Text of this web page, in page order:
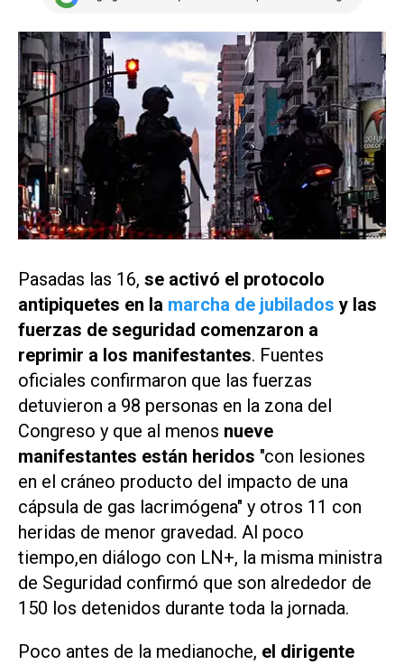
Pasadas las 16, se activó el protocolo
antipiquetes en la marcha de jubilados y las
fuerzas de seguridad comenzaron a
reprimir a los manifestantes. Fuentes
oficiales confirmaron que las fuerzas
detuvieron a 98 personas en la zona del
Congreso y que al menos nueve
manifestantes están heridos "con lesiones
en el cráneo producto del impacto de una
cápsula de gas lacrimógena" y otros 11 con
heridas de menor gravedad. Al poco
tiempo,en diálogo con LN+, la misma ministra
de Seguridad confirmó que son alrededor de
150 los detenidos durante toda la jornada.
Poco antes de la medianoche, el dirigente